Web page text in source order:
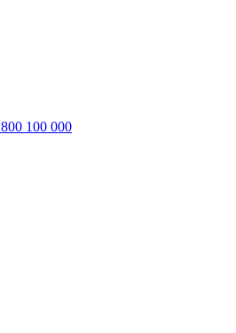
800 100 000